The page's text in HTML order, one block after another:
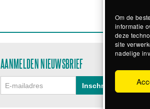
Om de
informatie
deze
site
nadelige
AANMELDEN NIEUWSBRIEF